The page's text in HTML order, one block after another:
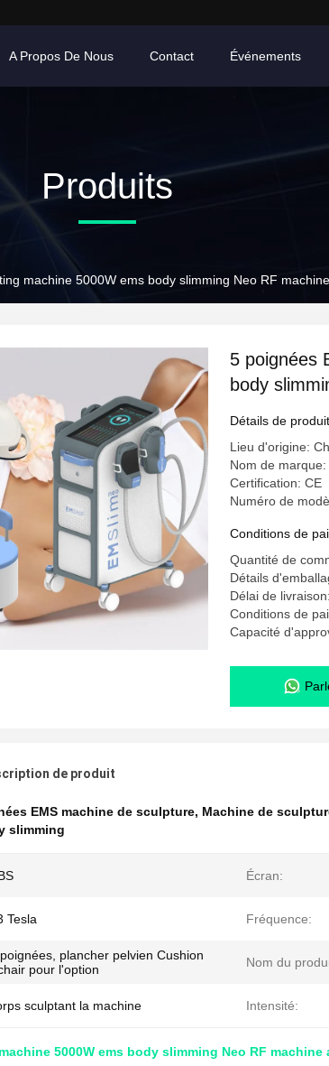
A Propos De Nous Contact Événements
Produits
machine 5000W ems body slimming Neo RF
5 poignées
body
Détails de produit
Lieu d'origine:
Nom de
Certification: CE
Numéro de
Conditions de
Quantité de
Détails
Délai de
Conditions de
Capacité
de produit
EMS machine de sculpture, Machine de
slimming
Écran:
Tesla Fréquence:
plancher pelvien Cushion
pour l'option
Nom du
sculptant la machine Intensité:
5000W ems body slimming Neo RF machine